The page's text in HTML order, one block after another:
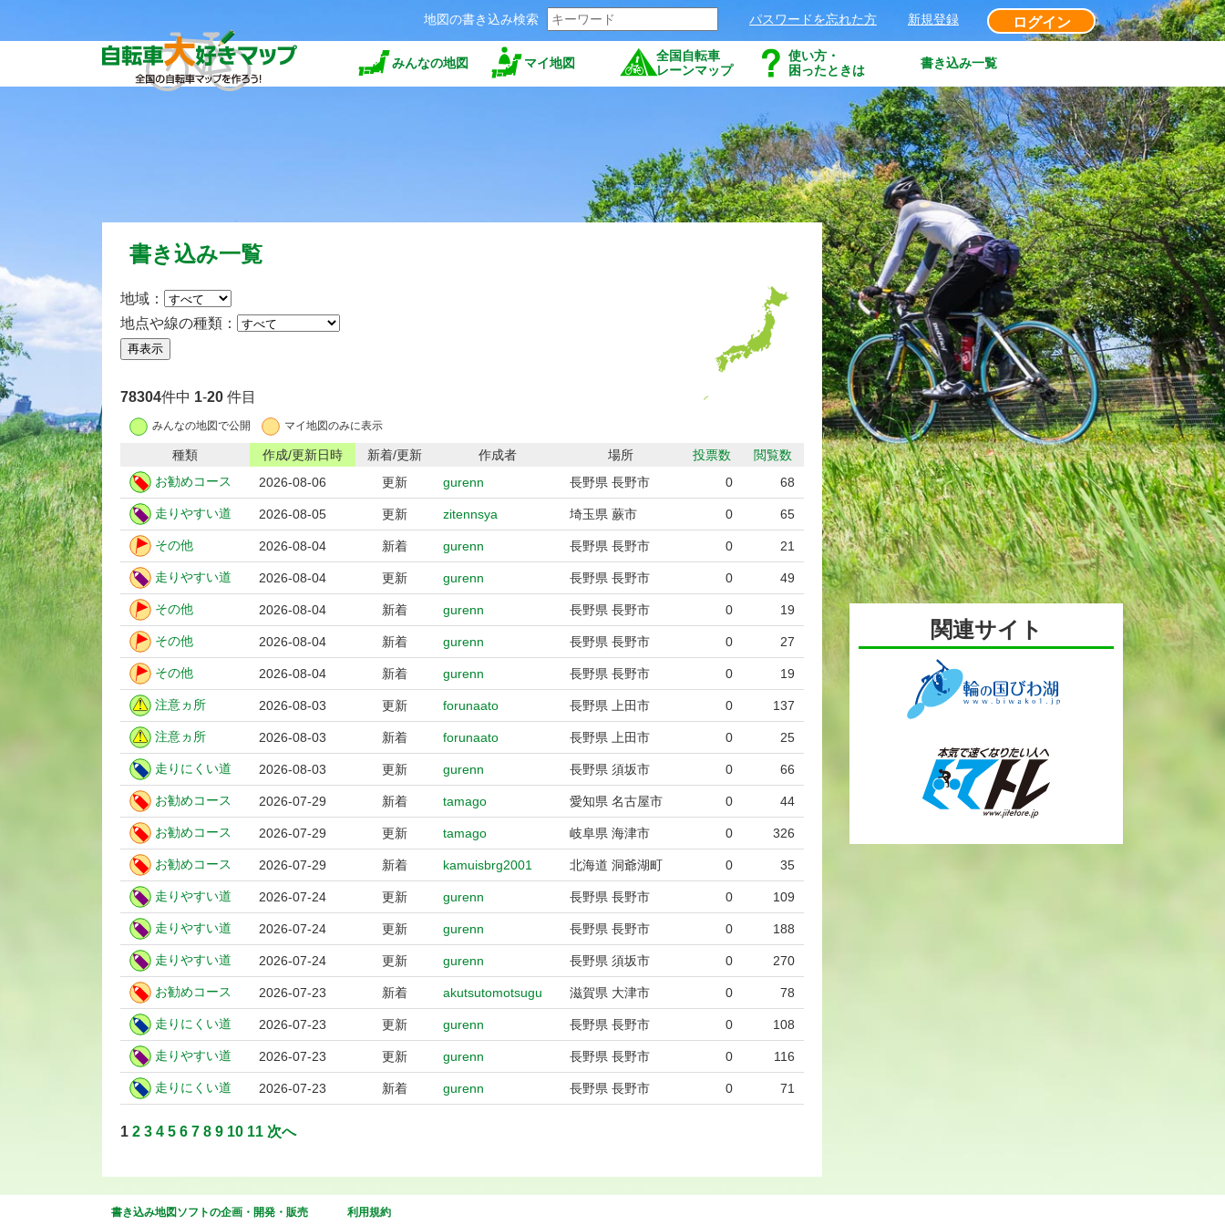
みんなの地図 マイ地図
全国自転車
レーンマップ
使い方・
困ったときは
書き込み一覧
地図の書き込み検索 パスワードを忘れた方 新規登録 ログイン
書き込み一覧
地域：
地点や線の種類：
78304件中 1-20 件目
みんなの地図で公開 マイ地図のみに表示
種類 作成/更新日時 新着/更新 作成者 場所 投票数
閲覧数
お勧めコース
2026-08-06 更新 gurenn 長野県 長野市 0 68
走りやすい道 2026-08-05 更新 zitennsya 埼玉県 蕨市 0 65
その他 2026-08-04 新着 gurenn 長野県 長野市 0 21
走りやすい道 2026-08-04 更新 gurenn 長野県 長野市 0 49
その他 2026-08-04 新着 gurenn 長野県 長野市 0 19
その他 2026-08-04 新着 gurenn 長野県 長野市 0 27
その他 2026-08-04 新着 gurenn 長野県 長野市 0 19
注意ヵ所 2026-08-03 更新 forunaato 長野県 上田市 0 137
注意ヵ所 2026-08-03 新着 forunaato 長野県 上田市 0 25
走りにくい道 2026-08-03 更新 gurenn 長野県 須坂市 0 66
お勧めコース 2026-07-29 新着 tamago 愛知県 名古屋市 0 44
お勧めコース 2026-07-29 更新 tamago 岐阜県 海津市 0 326
お勧めコース 2026-07-29 新着 kamuisbrg2001 北海道 洞爺湖町 0 35
走りやすい道 2026-07-24 更新 gurenn 長野県 長野市 0 109
走りやすい道 2026-07-24 更新 gurenn 長野県 長野市 0 188
走りやすい道 2026-07-24 更新 gurenn 長野県 須坂市 0 270
お勧めコース 2026-07-23 新着 akutsutomotsugu 滋賀県 大津市 0 78
走りにくい道 2026-07-23 更新 gurenn 長野県 長野市 0 108
走りやすい道 2026-07-23 更新 gurenn 長野県 長野市 0 116
走りにくい道 2026-07-23 新着 gurenn 長野県 長野市 0 71
1 2 3 4 5 6 7 8 9 10 11 次へ
関連サイト
書き込み地図ソフトの企画・開発・販売 利用規約